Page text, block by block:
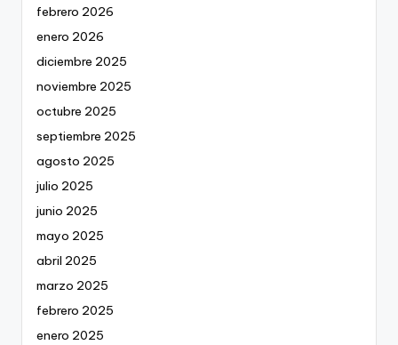
febrero 2026
enero 2026
diciembre 2025
noviembre 2025
octubre 2025
septiembre 2025
agosto 2025
julio 2025
junio 2025
mayo 2025
abril 2025
marzo 2025
febrero 2025
enero 2025